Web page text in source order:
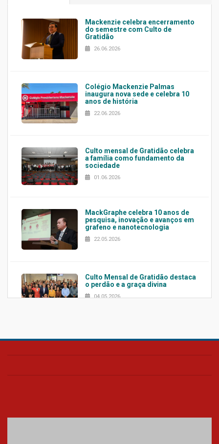
Mackenzie celebra encerramento
do semestre com Culto de
Gratidão
26.06.2026
Colégio Mackenzie Palmas
inaugura nova sede e celebra 10
anos de história
22.06.2026
Culto mensal de Gratidão celebra
a família como fundamento da
sociedade
01.06.2026
MackGraphe celebra 10 anos de
pesquisa, inovação e avanços em
grafeno e nanotecnologia
22.05.2026
Culto Mensal de Gratidão destaca
o perdão e a graça divina
04.05.2026
Confira como foi o culto mensal